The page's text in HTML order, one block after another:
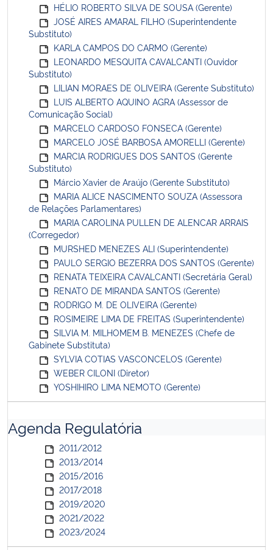
HÉLIO ROBERTO SILVA DE SOUSA (Gerente)
JOSÉ AIRES AMARAL FILHO (Superintendente
Substituto)
KARLA CAMPOS DO CARMO (Gerente)
LEONARDO MESQUITA CAVALCANTI (Ouvidor
Substituto)
LILIAN MORAES DE OLIVEIRA (Gerente Substituto)
LUIS ALBERTO AQUINO AGRA (Assessor de
Comunicação Social)
MARCELO CARDOSO FONSECA (Gerente)
MARCELO JOSÉ BARBOSA AMORELLI (Gerente)
MARCIA RODRIGUES DOS SANTOS (Gerente
Substituto)
Márcio Xavier de Araújo (Gerente Substituto)
MARIA ALICE NASCIMENTO SOUZA (Assessora
de Relações Parlamentares)
MARIA CAROLINA PULLEN DE ALENCAR ARRAIS
(Corregedor)
MURSHED MENEZES ALI (Superintendente)
PAULO SERGIO BEZERRA DOS SANTOS (Gerente)
RENATA TEIXEIRA CAVALCANTI (Secretária Geral)
RENATO DE MIRANDA SANTOS (Gerente)
RODRIGO M. DE OLIVEIRA (Gerente)
ROSIMEIRE LIMA DE FREITAS (Superintendente)
SILVIA M. MILHOMEM B. MENEZES (Chefe de
Gabinete Substituta)
SYLVIA COTIAS VASCONCELOS (Gerente)
WEBER CILONI (Diretor)
YOSHIHIRO LIMA NEMOTO (Gerente)
Agenda Regulatória
2011/2012
2013/2014
2015/2016
2017/2018
2019/2020
2021/2022
2023/2024